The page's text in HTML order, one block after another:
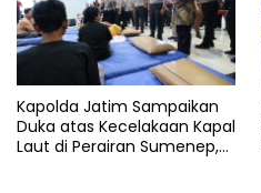
Kapolda Jatim Sampaikan
Duka atas Kecelakaan Kapal
Laut di Perairan Sumenep,